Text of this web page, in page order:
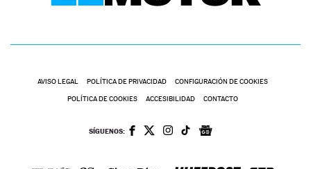
AVISO LEGAL POLÍTICA DE PRIVACIDAD CONFIGURACIÓN DE COOKIES
POLÍTICA DE COOKIES ACCESIBILIDAD CONTACTO
SÍGUENOS: